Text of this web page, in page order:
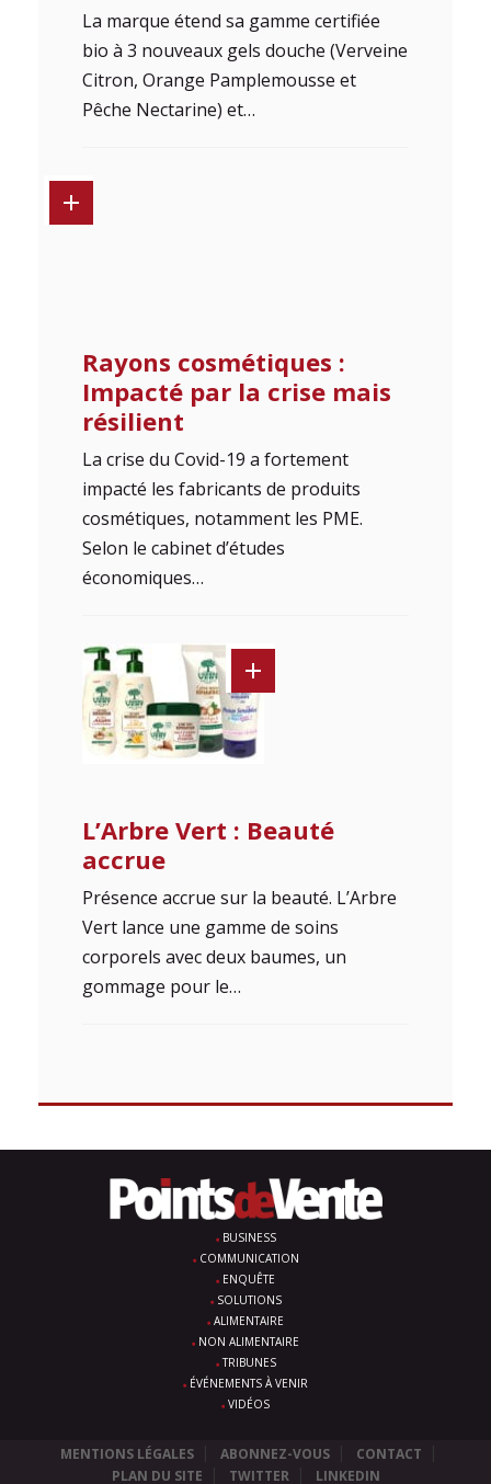
La marque étend sa gamme certifiée
bio à 3 nouveaux gels douche (Verveine
Citron, Orange Pamplemousse et
Pêche Nectarine) et…
Rayons cosmétiques :
Impacté par la crise mais
résilient
La crise du Covid-19 a fortement
impacté les fabricants de produits
cosmétiques, notamment les PME.
Selon le cabinet d’études
économiques…
L’Arbre Vert : Beauté
accrue
Présence accrue sur la beauté. L’Arbre
Vert lance une gamme de soins
corporels avec deux baumes, un
gommage pour le…
BUSINESS
COMMUNICATION
ENQUÊTE
SOLUTIONS
ALIMENTAIRE
NON ALIMENTAIRE
TRIBUNES
ÉVÉNEMENTS À VENIR
VIDÉOS
MENTIONS LÉGALES ABONNEZ-VOUS
CONTACT
PLAN DU SITE
TWITTER LINKEDIN